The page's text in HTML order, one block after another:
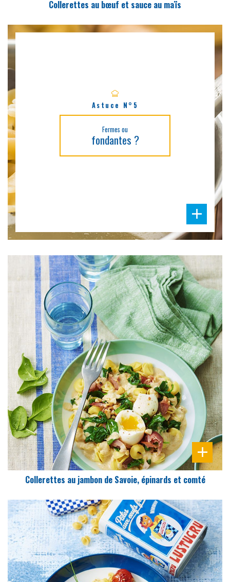
Collerettes au bœuf et sauce au maïs
Astuce N°5
Fermes ou
fondantes ?
DIFFICULTÉ
PRÉPARATION
20 Min
Collerettes au jambon de Savoie, épinards et comté
DIFFICULTÉ